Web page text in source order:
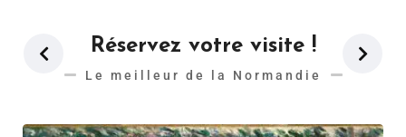
Réservez votre visite !
Le meilleur de la Normandie